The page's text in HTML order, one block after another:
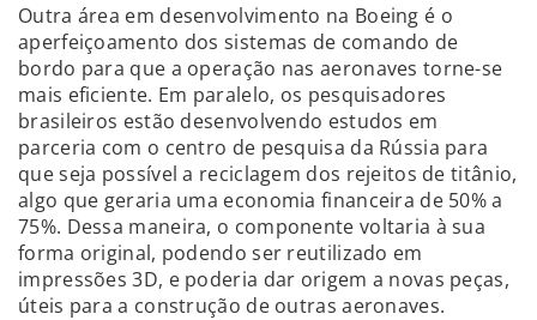
Outra área em desenvolvimento na Boeing é o
aperfeiçoamento dos sistemas de comando de
bordo para que a operação nas aeronaves torne-se
mais eficiente. Em paralelo, os pesquisadores
brasileiros estão desenvolvendo estudos em
parceria com o centro de pesquisa da Rússia para
que seja possível a reciclagem dos rejeitos de titânio,
algo que geraria uma economia financeira de 50% a
75%. Dessa maneira, o componente voltaria à sua
forma original, podendo ser reutilizado em
impressões 3D, e poderia dar origem a novas peças,
úteis para a construção de outras aeronaves.